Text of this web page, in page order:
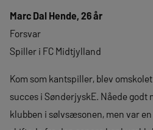
Marc Dal Hende, 26 år
Forsvar
Spiller i FC Midtjylland
Kom som kantspiller, blev
succes i SønderjyskE. Nåede godt
klubben i sølvsæsonen, men var